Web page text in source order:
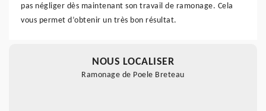
pas négliger dès maintenant son travail de ramonage. Cela
vous permet d’obtenir un très bon résultat.
NOUS LOCALISER
Ramonage de Poele Breteau